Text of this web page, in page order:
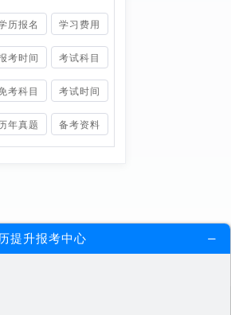
历报名 学习费用
考时间 考试科目
考科目 考试时间
年真题 备考资料
提升报考中心